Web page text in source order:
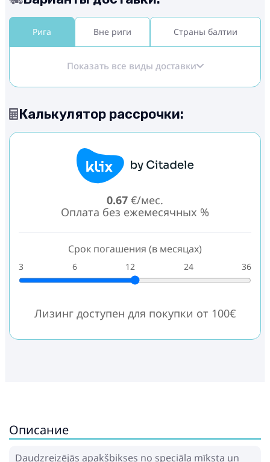
Рига Вне риги Страны балтии
Показать все виды доставки
Калькулятор рассрочки:
0.67 €/мес.
Оплата без ежемесячных %
Срок погашения (в месяцах)
3 6 12 24 36
Лизинг доступен для покупки от 100€
Описание
Daudzreizējās apakšbikses no speciāla mīksta un